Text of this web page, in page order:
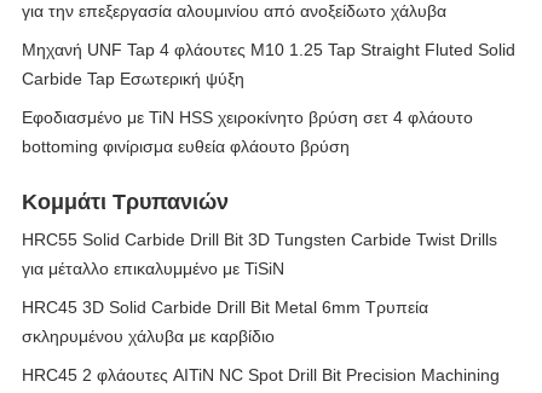
για την επεξεργασία αλουμινίου από ανοξείδωτο χάλυβα
Μηχανή UNF Tap 4 φλάουτες M10 1.25 Tap Straight Fluted Solid
Carbide Tap Εσωτερική ψύξη
Εφοδιασμένο με TiN HSS χειροκίνητο βρύση σετ 4 φλάουτο
bottoming φινίρισμα ευθεία φλάουτο βρύση
Κομμάτι Τρυπανιών
HRC55 Solid Carbide Drill Bit 3D Tungsten Carbide Twist Drills
για μέταλλο επικαλυμμένο με TiSiN
HRC45 3D Solid Carbide Drill Bit Metal 6mm Τρυπεία
σκληρυμένου χάλυβα με καρβίδιο
HRC45 2 φλάουτες AITiN NC Spot Drill Bit Precision Machining